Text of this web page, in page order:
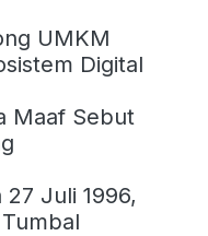
UMKM
Digital
Maaf Sebut
Juli 1996,